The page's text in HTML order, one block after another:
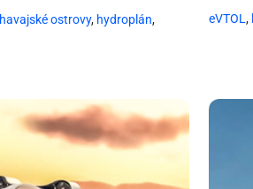
havajské ostrovy, hydroplán,
eVTOL,